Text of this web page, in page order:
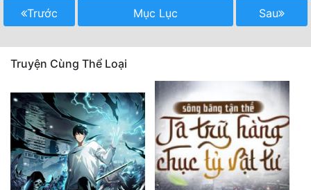
Trước Mục Lục Sau
Truyện Cùng Thể Loại